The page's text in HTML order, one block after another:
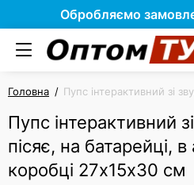
Обробляємо
Головна Пупс інтерактивний зі
Пупс інтерактивний
пісяє, на батарейці,
коробці 27х15х30 см